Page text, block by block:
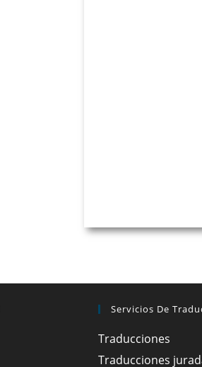
Servicios De
Traducciones
Traducciones